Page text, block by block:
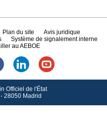
Plan du site
Avis juridique
Système de signalement interne
au AEBOE
Officiel de l'État
28050 Madrid